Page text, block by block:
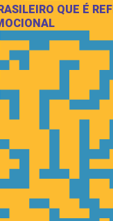
QUE É